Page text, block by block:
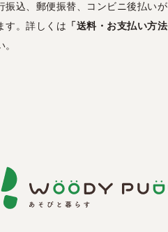
振込、郵便振替、コンビニ後払い
す。詳しくは 「送料・お支払い方法